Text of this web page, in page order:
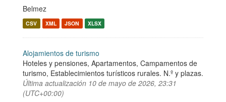
Belmez
CSV XML JSON XLSX
Alojamientos de turismo
Hoteles y pensiones, Apartamentos, Campamentos de
turismo, Establecimientos turísticos rurales. N.º y plazas.
Última actualización 10 de mayo de 2026, 23:31
(UTC+00:00)